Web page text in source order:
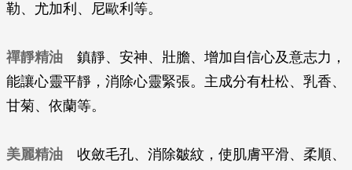
勒、尤加利、尼歐利等。
禪靜精油 鎮靜、安神、壯膽、增加自信心及意志力，
能讓心靈平靜，消除心靈緊張。主成分有杜松、乳香、
甘菊、依蘭等。
美麗精油 收斂毛孔、消除皺紋，使肌膚平滑、柔順、